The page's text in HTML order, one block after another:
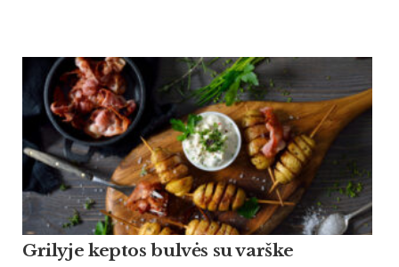
Grilyje keptos bulvės su varške